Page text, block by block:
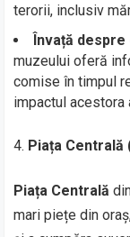
terorii, inclusiv
Învață
muzeului oferă
comise în timpul
impactul
Piața
Piața Centrală
mari piețe din